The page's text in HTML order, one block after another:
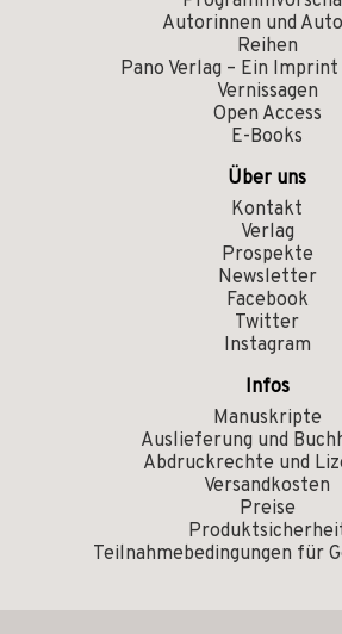
Autorinnen und
Reihen
Pano Verlag – Ein Imprint
Vernissagen
Open Access
E-Books
Über uns
Kontakt
Verlag
Prospekte
Newsletter
Facebook
Twitter
Instagram
Infos
Manuskripte
Auslieferung und
Abdruckrechte und
Versandkosten
Preise
Teilnahmebedingungen für